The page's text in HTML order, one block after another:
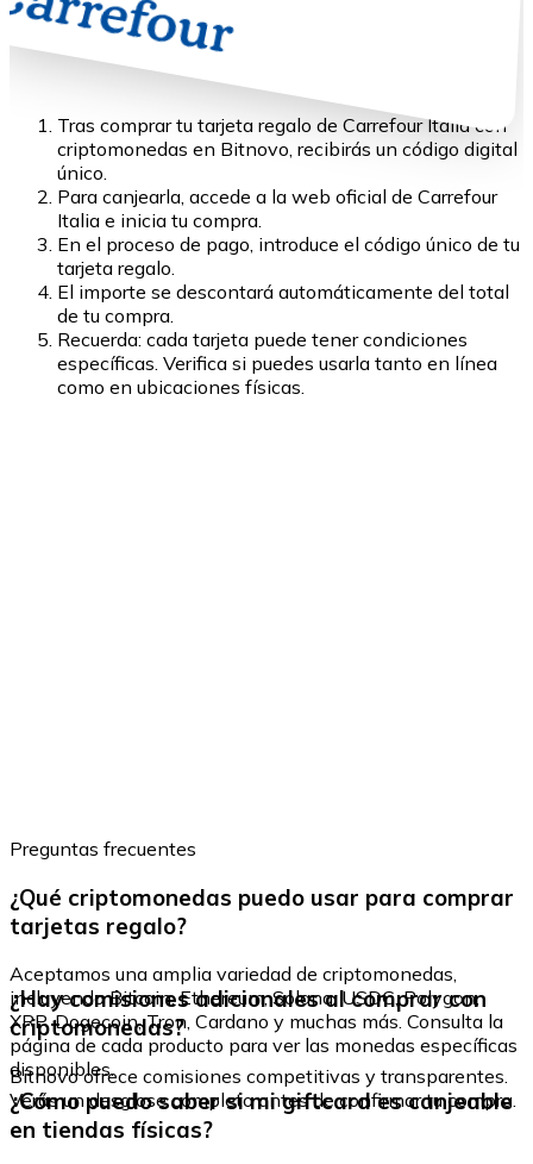
Tras comprar tu tarjeta regalo de Carrefour Italia con
criptomonedas en Bitnovo, recibirás un código digital
único.
Para canjearla, accede a la web oficial de Carrefour
Italia e inicia tu compra.
En el proceso de pago, introduce el código único de tu
tarjeta regalo.
El importe se descontará automáticamente del total
de tu compra.
Recuerda: cada tarjeta puede tener condiciones
específicas. Verifica si puedes usarla tanto en línea
como en ubicaciones físicas.
Preguntas frecuentes
¿Qué criptomonedas puedo usar para comprar
tarjetas regalo?
Aceptamos una amplia variedad de criptomonedas,
incluyendo Bitcoin, Ethereum, Solana, USDC, Polygon,
XRP, Dogecoin, Tron, Cardano y muchas más. Consulta la
página de cada producto para ver las monedas específicas
disponibles.
¿Hay comisiones adicionales al comprar con
criptomonedas?
Bitnovo ofrece comisiones competitivas y transparentes.
Verás un desglose completo antes de confirmar tu compra.
¿Cómo puedo saber si mi giftcard es canjeable
en tiendas físicas?